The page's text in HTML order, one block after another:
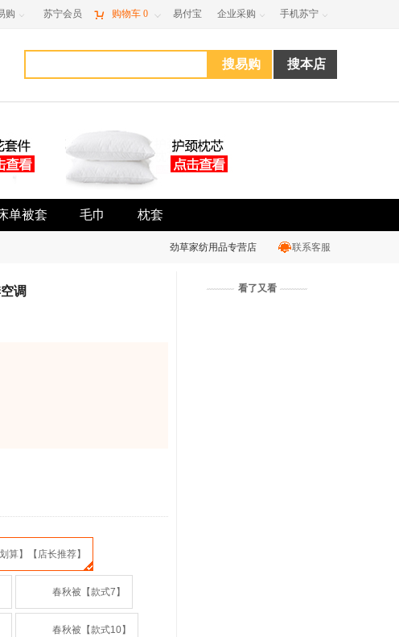
购  苏宁会员  购物车 0  易付宝 企业采购  手机苏宁 
单被套 毛巾 枕套
劲草家纺用品专营店 联系客服
调
算】【店长推荐】
春秋被【款式7】
春秋被【款式10】
看了又看